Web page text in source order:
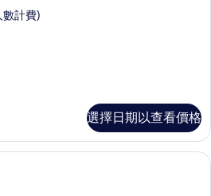
數計費)
選擇日期以查看價格
魔幻蜜蜂 | 迷你吧、書桌、遮光布/窗